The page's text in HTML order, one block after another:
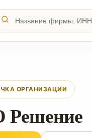
ОРГАНИЗАЦИИ